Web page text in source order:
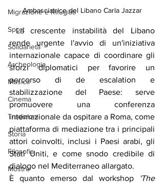
Migrazione e Rifugiati
Sport
Solidarietà
Archeologia
Musica
Cinema
Tradizioni
Storia
Filosofia
Mostre
Ambasciatrice del Libano Carla Jazzar
La crescente instabilità del Libano
rende urgente l'avvio di un'iniziativa
internazionale capace di coordinare gli
sforzi diplomatici per favorire un
percorso di de escalation e
stabilizzazione del Paese: serve
promuovere una conferenza
internazionale da ospitare a Roma, come
piattaforma di mediazione tra i principali
attori coinvolti, inclusi i Paesi arabi, gli
Stati Uniti, e come snodo credibile di
dialogo nel Mediterraneo allargato.
È quanto emerso dal workshop
'The